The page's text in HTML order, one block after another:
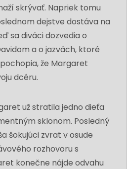
skrývať. Napriek tomu
dejstve dostáva na
sa diváci dozvedia o
a o jazvách, ktoré
že Margaret
dcéru.
už stratila jedno dieťa
sklonom. Posledný
šokujúci zvrat v osude
rozhovoru s
konečne nájde odvahu